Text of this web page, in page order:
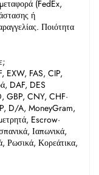
(FedEx,
ή
Ποιότητα
EXW, FAS, CIP,
DAF, DES
GBP, CNY, CHF·
D/A, MoneyGram,
Escrow·
Ιαπωνικά,
Ρωσικά, Κορεάτικα,